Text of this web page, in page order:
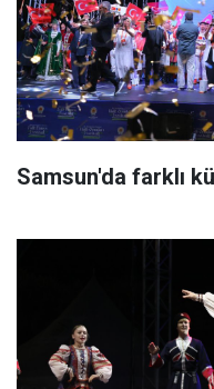
Samsun'da farklı